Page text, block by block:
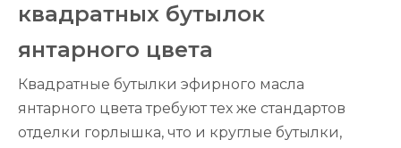
квадратных бутылок
янтарного цвета
Квадратные бутылки эфирного масла
янтарного цвета требуют тех же стандартов
отделки горлышка, что и круглые бутылки,